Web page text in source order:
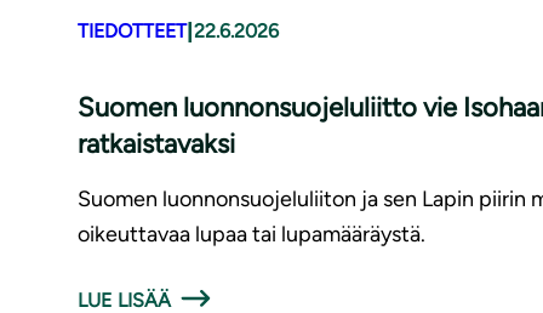
TIEDOTTEET|22.6.2026
Suomen luonnonsuojeluliitto vie
ratkaistavaksi
Suomen luonnonsuojeluliiton ja sen Lapin piirin
oikeuttavaa lupaa tai lupamääräystä.
LUE LISÄÄ